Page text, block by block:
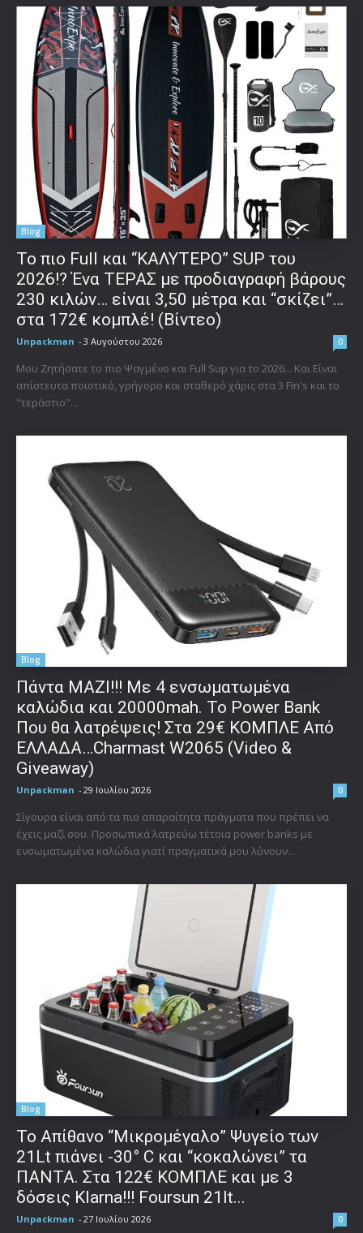
Blog
To πιο Full και “ΚΑΛΥΤΕΡΟ” SUP του
2026!? Ένα ΤΕΡΑΣ με προδιαγραφή βάρους
230 κιλών… είναι 3,50 μέτρα και “σκίζει”…
στα 172€ κομπλέ! (Βίντεο)
Unpackman - 3 Αυγούστου 2026 0
Μου Ζητήσατε το πιο Ψαγμένο και Full Sup για το 2026... Και Είναι
απίστευτα ποιοτικό, γρήγορο και σταθερό χάρις στα 3 Fin's και το
"τεράστιο"...
Blog
Πάντα ΜΑΖΙ!!! Με 4 ενσωματωμένα
καλώδια και 20000mah. Το Power Bank
Που θα λατρέψεις! Στα 29€ ΚΟΜΠΛΕ Από
ΕΛΛΑΔΑ…Charmast W2065 (Video &
Giveaway)
Unpackman - 29 Ιουλίου 2026 0
Σίγουρα είναι από τα πιο απαραίτητα πράγματα που πρέπει να
έχεις μαζί σου. Προσωπικά λατρεύω τέτοια power banks με
ενσωματωμένα καλώδια γιατί πραγματικά μου λύνουν...
Blog
Το Απίθανο “Μικρομέγαλο” Ψυγείο των
21Lt πιάνει -30° C και “κοκαλώνει” τα
ΠΑΝΤΑ. Στα 122€ ΚΟΜΠΛΕ και με 3
δόσεις Klarna!!! Foursun 21lt...
Unpackman - 27 Ιουλίου 2026 0